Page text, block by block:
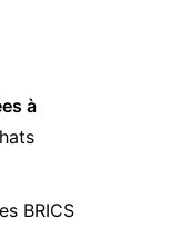
à
BRICS